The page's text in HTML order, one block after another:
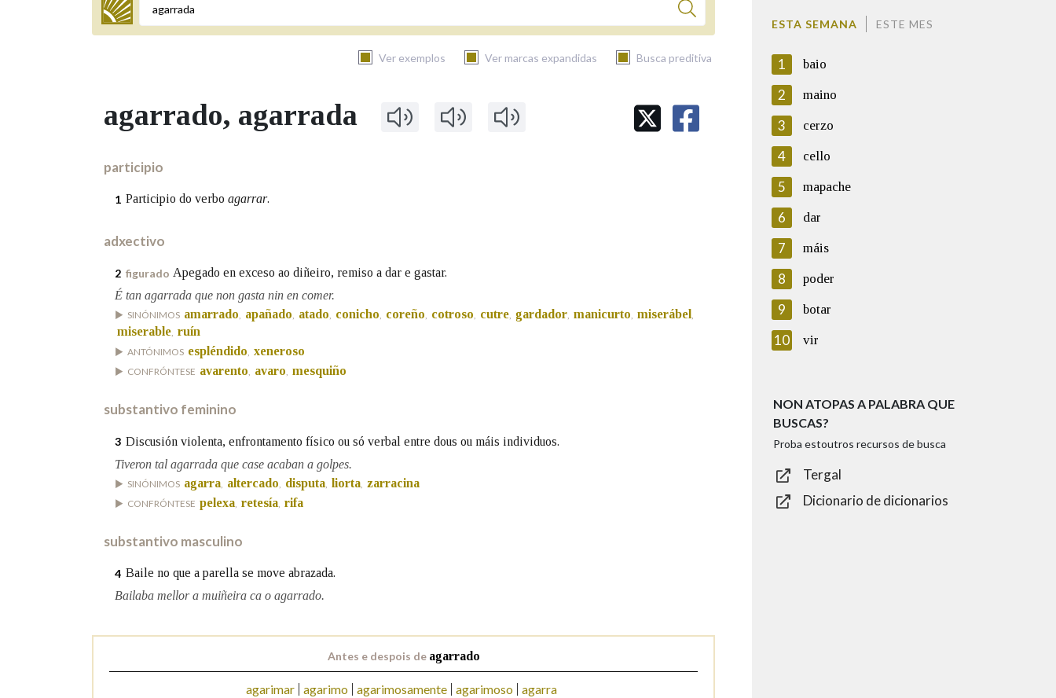
Termo a buscar
Ver exemplos Ver marcas expandidas Busca preditiva
BUSCAR NOS LEMAS
Contén
BUSCAR NO CONTIDO
Na fraseoloxía
OUTRAS OPCIÓNS DE BUSCA
agarrado, agarrada
participio
1 Participio do verbo agarrar.
adxectivo
2 figurado Apegado en exceso ao diñeiro, remiso a dar e gastar.
É tan agarrada que non gasta nin en comer.
SINÓNIMOS amarrado, apañado, atado, conicho, coreño, cotroso, cutre, gardador, manicurto, miserábel,
miserable, ruín
ANTÓNIMOS espléndido, xeneroso
CONFRÓNTESE avarento, avaro, mesquiño
substantivo feminino
3 Discusión violenta, enfrontamento físico ou só verbal entre dous ou máis individuos.
Tiveron tal agarrada que case acaban a golpes.
SINÓNIMOS agarra altercado disputa liorta zarracina
CONFRÓNTESE pelexa retesía rifa
substantivo masculino
4 Baile no que a parella se move abrazada.
Bailaba mellor a muiñeira ca o agarrado.
Antes e despois de agarrado
agarimar agarimo agarimosamente agarimoso agarra
ESTA SEMANA ESTE MES
1 baio
2 maino
3 cerzo
4 cello
5 mapache
6 dar
7 máis
8 poder
9 botar
10 vir
NON ATOPAS A PALABRA QUE
BUSCAS?
Proba estoutros recursos de busca
Tergal
Dicionario de dicionarios